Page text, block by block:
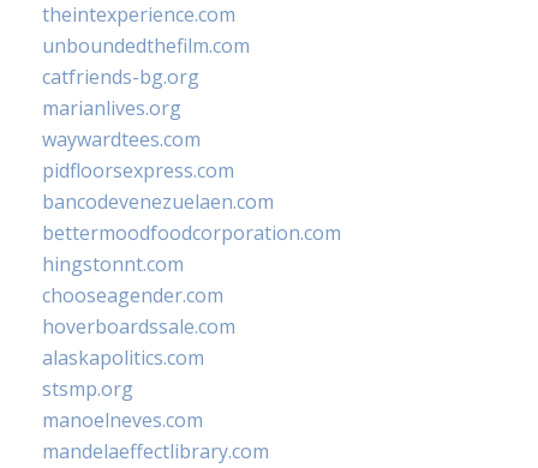
theintexperience.com
unboundedthefilm.com
catfriends-bg.org
marianlives.org
waywardtees.com
pidfloorsexpress.com
bancodevenezuelaen.com
bettermoodfoodcorporation.com
hingstonnt.com
chooseagender.com
hoverboardssale.com
alaskapolitics.com
stsmp.org
manoelneves.com
mandelaeffectlibrary.com